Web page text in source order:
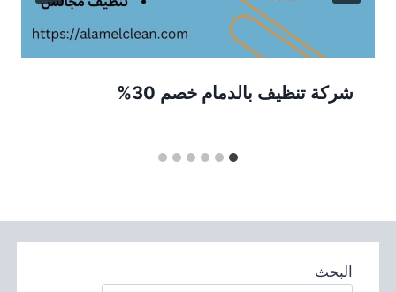
شركة تنظيف بالدمام خصم 30%
البحث